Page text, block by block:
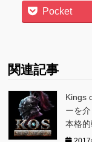
Pocket
関連記事
Kings
ーを
本格的